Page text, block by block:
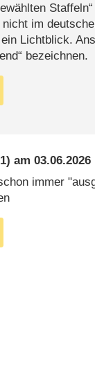
im
Lichtblick.
bezeichnen.
am 03.06.2026
immer